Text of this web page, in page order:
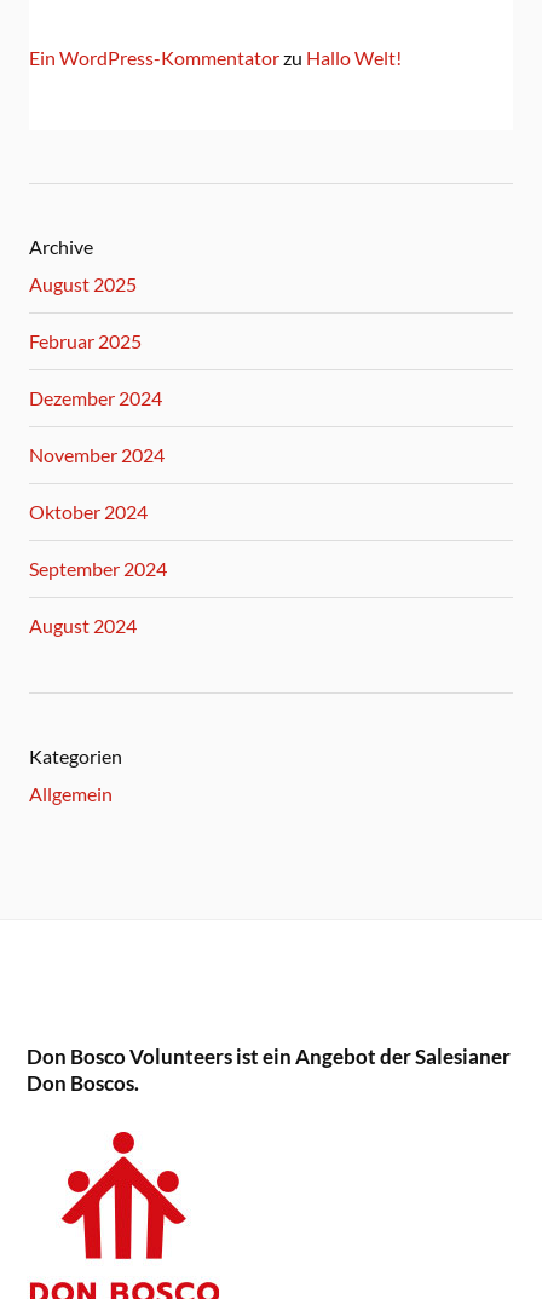
Ein WordPress-Kommentatorzu Hallo Welt!
Archive
August 2025
Februar 2025
Dezember 2024
November 2024
Oktober 2024
September 2024
August 2024
Kategorien
Allgemein
Don Bosco Volunteers ist ein Angebot der Salesianer
Don Boscos.